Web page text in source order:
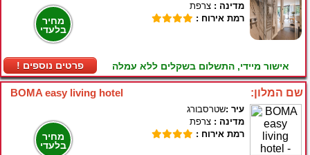
מחיר
בלעדי
! פרטים נוספים
מדינה : צרפת
רמת אירוח :
אישור מיידי, התשלום בשקלים ללא עמלה
BOMA easy living hotel שם המלון:
מחיר
בלעדי
עיר :שטרסבורג
מדינה : צרפת
רמת אירוח :